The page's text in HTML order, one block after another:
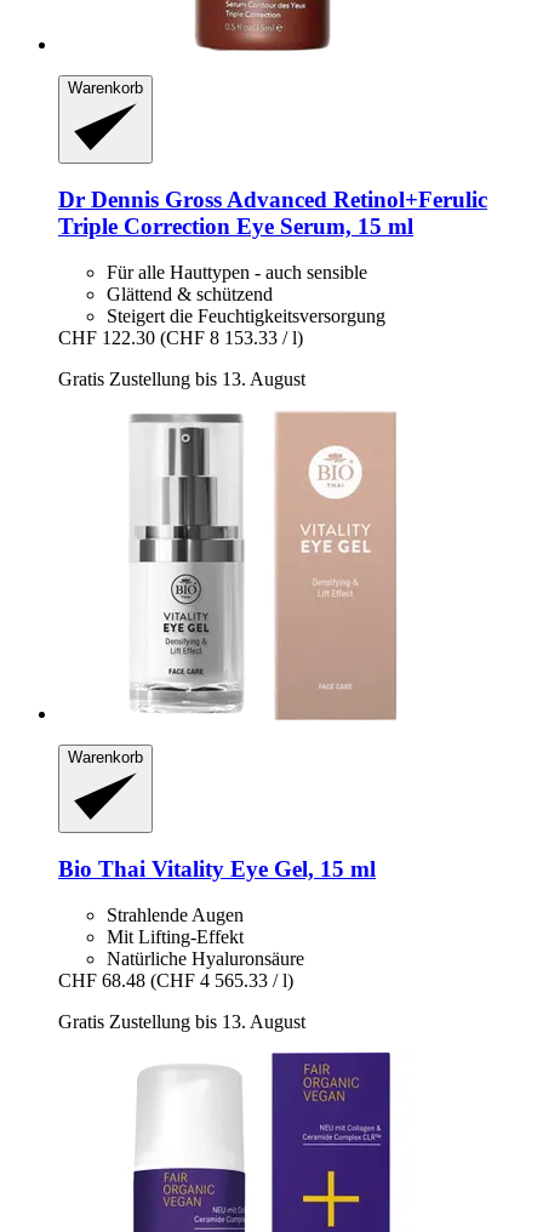
Warenkorb
Dr Dennis Gross Advanced Retinol+Ferulic
Triple Correction Eye Serum, 15 ml
Für alle Hauttypen - auch sensible
Glättend & schützend
Steigert die Feuchtigkeitsversorgung
CHF 122.30 (CHF 8 153.33 / l)
Gratis Zustellung bis 13. August
Warenkorb
Bio Thai Vitality Eye Gel, 15 ml
Strahlende Augen
Mit Lifting-Effekt
Natürliche Hyaluronsäure
CHF 68.48 (CHF 4 565.33 / l)
Gratis Zustellung bis 13. August